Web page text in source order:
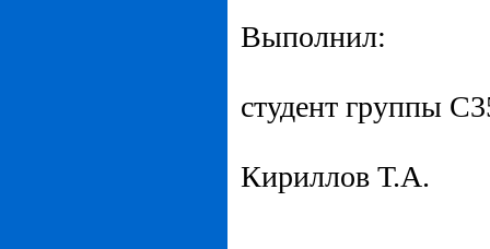
Выполнил:
студент группы
Кириллов Т.А.